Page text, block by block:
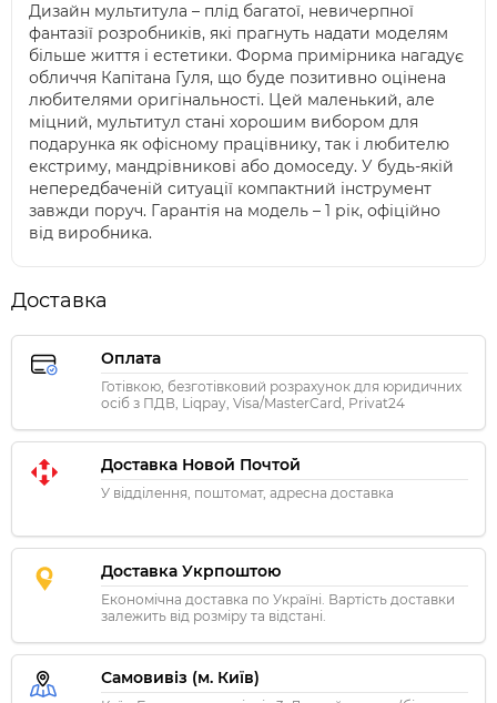
Дизайн мультитула – плід багатої, невичерпної
фантазії розробників, які прагнуть надати моделям
більше життя і естетики. Форма примірника нагадує
обличчя Капітана Гуля, що буде позитивно оцінена
любителями оригінальності. Цей маленький, але
міцний, мультитул стані хорошим вибором для
подарунка як офісному працівнику, так і любителю
екстриму, мандрівникові або домоседу. У будь-якій
непередбаченій ситуації компактний інструмент
завжди поруч. Гарантія на модель – 1 рік, офіційно
від виробника.
Доставка
Оплата
Готівкою, безготівковий розрахунок для юридичних
осіб з ПДВ, Liqpay, Visa/MasterCard, Privat24
Доставка Новой Почтой
У відділення, поштомат, адресна доставка
Доставка Укрпоштою
Економічна доставка по Україні. Вартість доставки
залежить від розміру та відстані.
Самовивіз (м. Київ)